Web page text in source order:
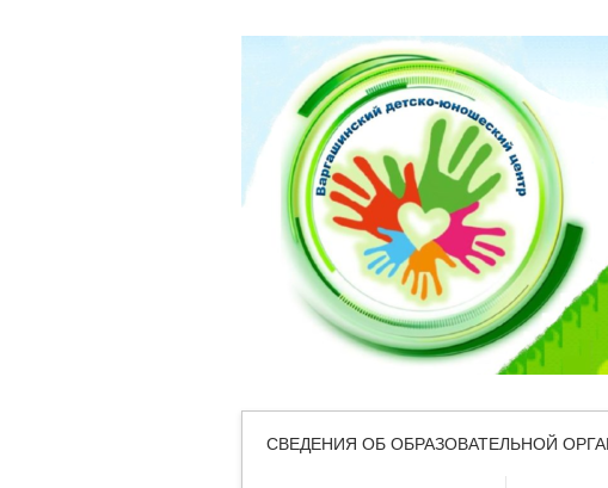
СВЕДЕНИЯ ОБ ОБРАЗОВАТЕЛЬНОЙ